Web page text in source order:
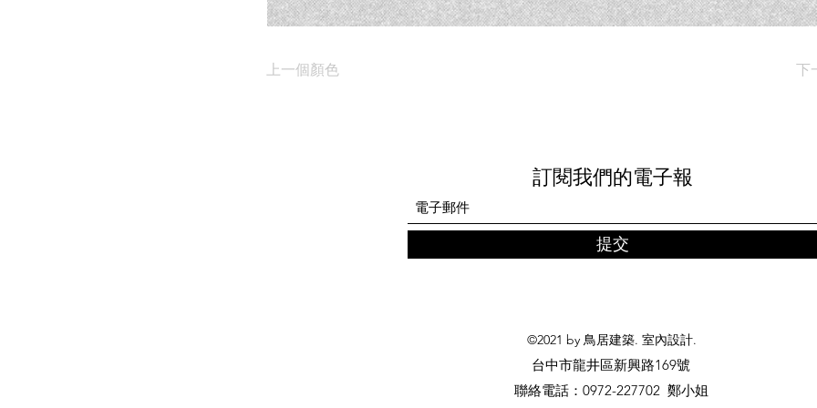
上一個顏色 下
訂閱我們的電子報
提交
©2021 by 鳥居建築. 室內設計.
台中市龍井區新興路169號
​聯絡電話：0972-227702 鄭小姐